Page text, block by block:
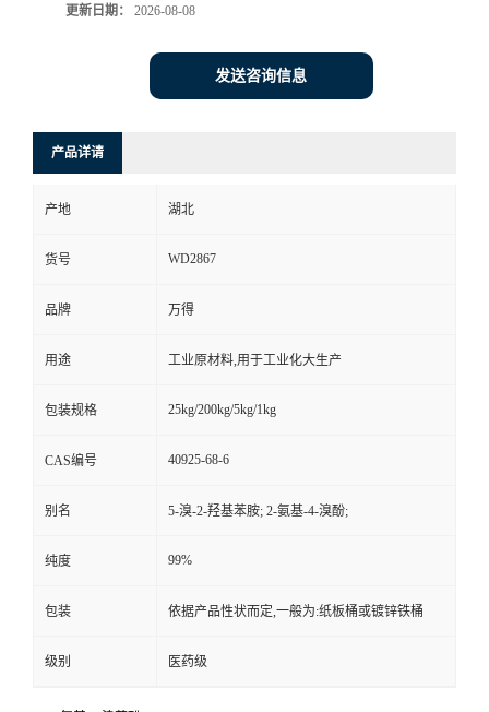
更新日期： 2026-08-08
发送咨询信息
产品详请
产地 湖北
货号 WD2867
品牌 万得
用途 工业原材料,用于工业化大生产
包装规格 25kg/200kg/5kg/1kg
CAS编号 40925-68-6
别名 5-溴-2-羟基苯胺; 2-氨基-4-溴酚;
纯度 99%
包装 依据产品性状而定,一般为:纸板桶或镀锌铁桶
级别 医药级